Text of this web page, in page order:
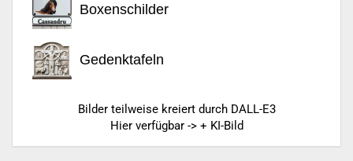
Boxenschilder
Gedenktafeln
Bilder teilweise kreiert durch DALL-E3
Hier verfügbar -> + KI-Bild